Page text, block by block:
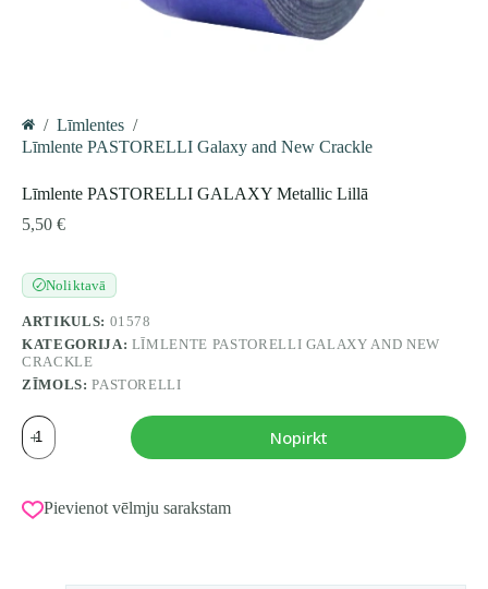
Home
/ Līmlentes /
Līmlente PASTORELLI Galaxy and New Crackle
Līmlente PASTORELLI GALAXY Metallic Lillā
5,50 €
✓Noliktavā
ARTIKULS: 01578
KATEGORIJA: LĪMLENTE PASTORELLI GALAXY AND NEW
CRACKLE
ZĪMOLS:PASTORELLI
Līmlente
PASTORELLI
GALAXY
Lillā
daudzums
Nopirkt
Pievienot vēlmju sarakstam